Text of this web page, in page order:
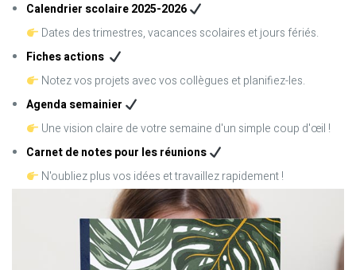
Calendrier scolaire 2025-2026
Dates des trimestres, vacances scolaires et jours fériés.
Fiches actions
Notez vos projets avec vos collègues et planifiez-les.
Agenda semainier
Une vision claire de votre semaine d'un simple coup d'œil !
Carnet de notes pour les réunions
N'oubliez plus vos idées et travaillez rapidement !